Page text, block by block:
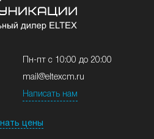
Пн-пт с 10:00 до 20:00
mail@eltexcm.ru
Написать нам
цены